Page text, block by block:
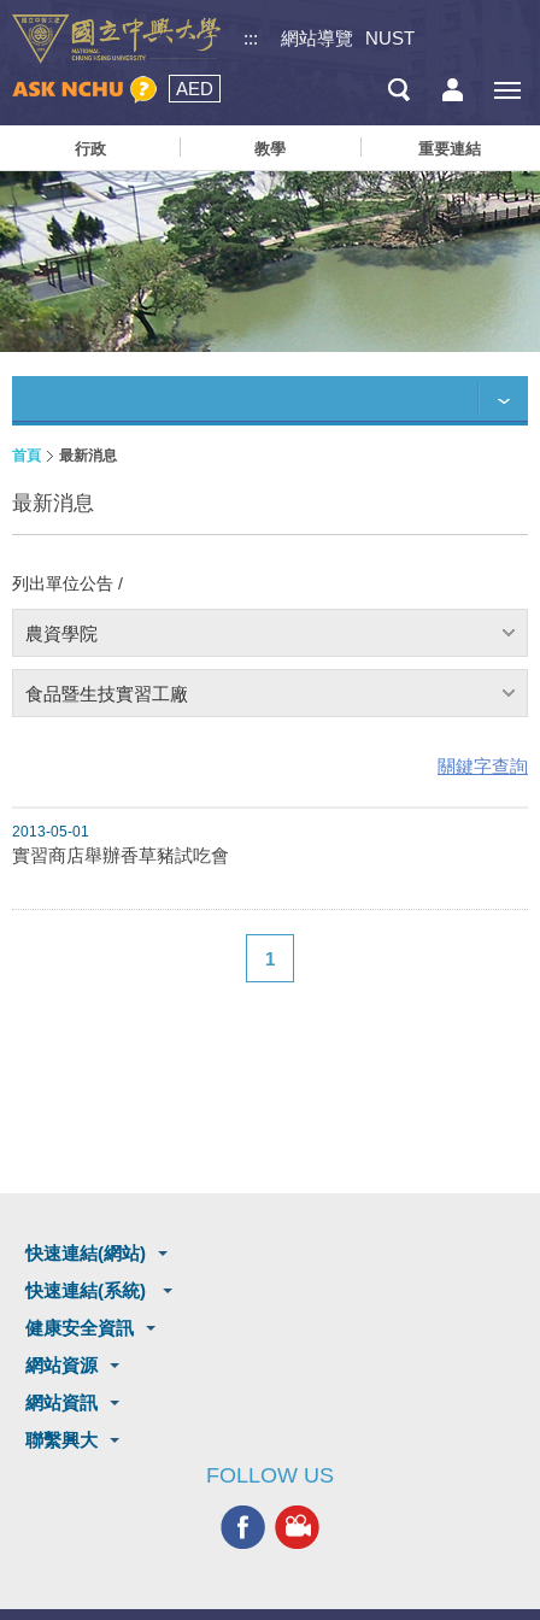
::: 網站導覽 NUST
AED
行政 教學 重要連結
首頁 最新消息
最新消息
列出單位公告 /
農資學院
食品暨生技實習工廠
關鍵字查詢
2013-05-01
實習商店舉辦香草豬試吃會
1
快速連結(網站)
快速連結(系統)
健康安全資訊
網站資源
網站資訊
聯繫興大
FOLLOW US